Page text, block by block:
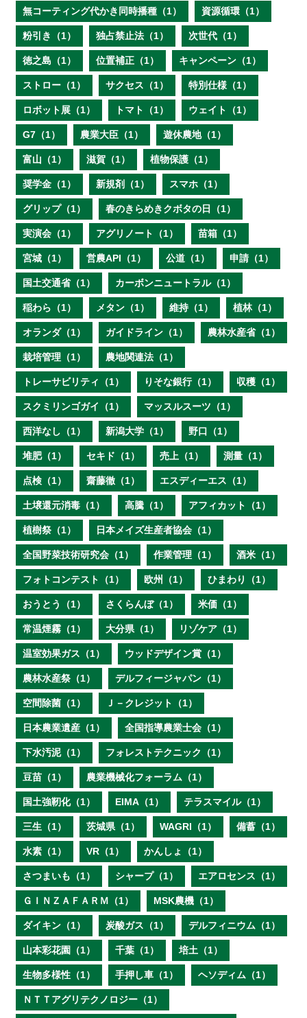
無コーティング代かき同時播種（1） 資源循環（1）
粉引き（1） 独占禁止法（1） 次世代（1）
徳之島（1） 位置補正（1） キャンペーン（1）
ストロー（1） サクセス（1） 特別仕様（1）
ロボット展（1） トマト（1） ウェイト（1）
G7（1） 農業大臣（1） 遊休農地（1）
富山（1） 滋賀（1） 植物保護（1）
奨学金（1） 新規剤（1） スマホ（1）
グリップ（1） 春のきらめきクボタの日（1）
実演会（1） アグリノート（1） 苗箱（1）
宮城（1） 営農API（1） 公道（1） 申請（1）
国土交通省（1） カーボンニュートラル（1）
稲わら（1） メタン（1） 維持（1） 植林（1）
オランダ（1） ガイドライン（1） 農林水産省（1）
栽培管理（1） 農地関連法（1）
トレーサビリティ（1） りそな銀行（1） 収穫（1）
スクミリンゴガイ（1） マッスルスーツ（1）
西洋なし（1） 新潟大学（1） 野口（1）
堆肥（1） セキド（1） 売上（1） 測量（1）
点検（1） 齋藤徹（1） エスディーエス（1）
土壌還元消毒（1） 高騰（1） アフィカット（1）
植樹祭（1） 日本メイズ生産者協会（1）
全国野菜技術研究会（1） 作業管理（1） 酒米（1）
フォトコンテスト（1） 欧州（1） ひまわり（1）
おうとう（1） さくらんぼ（1） 米価（1）
常温煙霧（1） 大分県（1） リゾケア（1）
温室効果ガス（1） ウッドデザイン賞（1）
農林水産祭（1） デルフィージャパン（1）
空間除菌（1） Ｊ－クレジット（1）
日本農業遺産（1） 全国指導農業士会（1）
下水汚泥（1） フォレストテクニック（1）
豆苗（1） 農業機械化フォーラム（1）
国土強靭化（1） EIMA（1） テラスマイル（1）
三生（1） 茨城県（1） WAGRI（1） 備蓄（1）
水素（1） VR（1） かんしょ（1）
さつまいも（1） シャープ（1） エアロセンス（1）
ＧＩＮＺＡＦＡＲＭ（1） MSK農機（1）
ダイキン（1） 炭酸ガス（1） デルフィニウム（1）
山本彩花園（1） 千葉（1） 培土（1）
生物多様性（1） 手押し車（1） ヘソディム（1）
ＮＴＴアグリテクノロジー（1）